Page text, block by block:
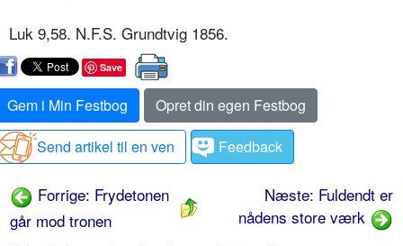
Luk 9,58. N.F.S. Grundtvig 1856.
Save
Gem i Min Festbog
Opret din egen Festbog
Send artikel til en ven
Feedback
Forrige: Frydetonen
går mod tronen
Næste: Fuldendt er
nådens store værk